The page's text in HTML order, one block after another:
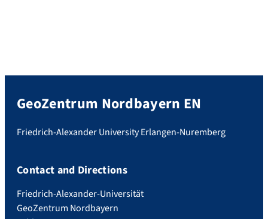
GeoZentrum Nordbayern EN
Friedrich-Alexander University Erlangen-Nuremberg
Contact and Directions
Friedrich-Alexander-Universität
GeoZentrum Nordbayern